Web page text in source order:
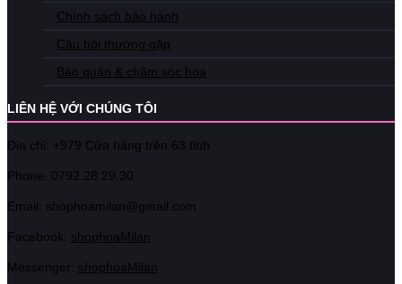
Chính sách bảo hành
Câu hỏi thường gặp
Bảo quản & chăm sóc hoa
LIÊN HỆ VỚI CHÚNG TÔI
Địa chỉ: +979 Cửa hàng trên 63 tỉnh
Phone: 0792.28.29.30
Email: shophoamilan@gmail.com
Facebook: shophoaMilan
Messenger: shophoaMilan